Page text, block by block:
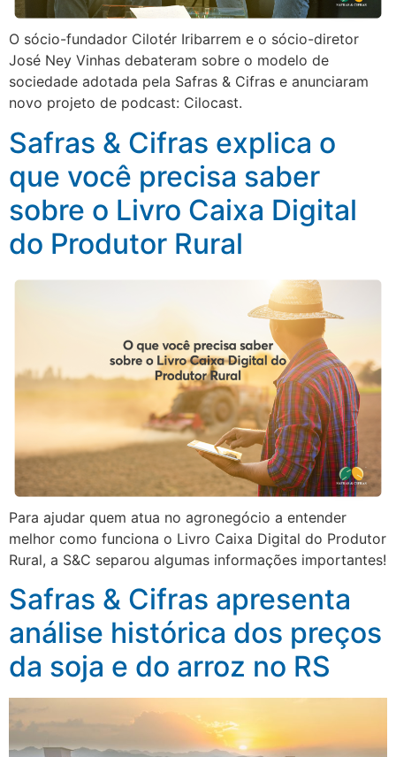
O sócio-fundador Cilotér Iribarrem e o sócio-diretor
José Ney Vinhas debateram sobre o modelo de
sociedade adotada pela Safras & Cifras e anunciaram
novo projeto de podcast: Cilocast.
Safras & Cifras explica o
que você precisa saber
sobre o Livro Caixa Digital
do Produtor Rural
Para ajudar quem atua no agronegócio a entender
melhor como funciona o Livro Caixa Digital do Produtor
Rural, a S&C separou algumas informações importantes!
Safras & Cifras apresenta
análise histórica dos preços
da soja e do arroz no RS